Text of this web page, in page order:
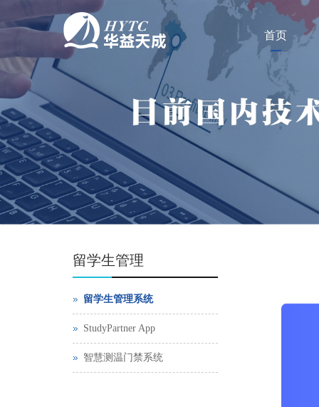
首页
留学生管理
留学生管理系统
StudyPartner App
智慧测温门禁系统